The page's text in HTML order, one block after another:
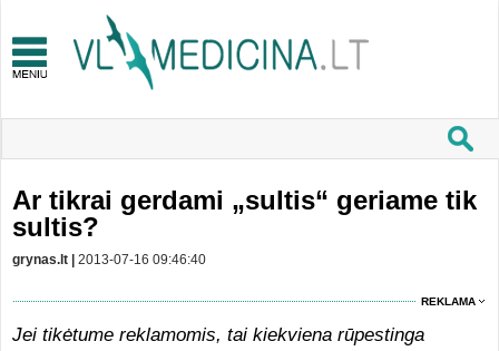
Ar tikrai gerdami „sultis“ geriame tik
sultis?
grynas.lt | 2013-07-16 09:46:40
REKLAMA
Jei tikėtume reklamomis, tai kiekviena rūpestinga